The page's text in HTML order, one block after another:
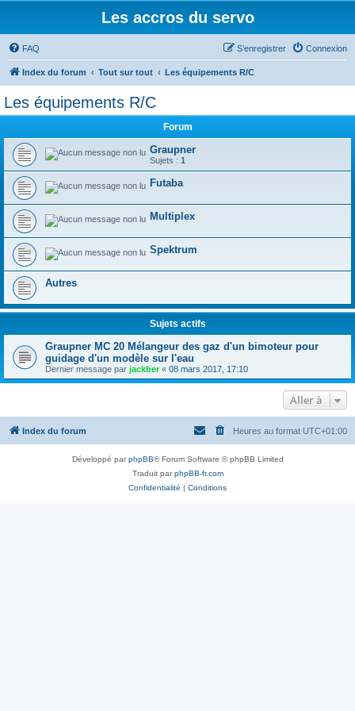
Les accros du servo
FAQ Connexion
S’enregistrer
Index du forum Tout sur tout Les équipements R/C
Les équipements R/C
Forum
Graupner
Sujets : 1
Futaba
Multiplex
Spektrum
Autres
Sujets actifs
Graupner MC 20 Mélangeur des gaz d'un bimoteur pour
guidage d'un modèle sur l'eau
Dernier message par jackber« 08 mars 2017, 17:10
Aller à
Index du forum Heures au format UTC+01:00
Développé parphpBB® Forum Software © phpBB Limited
Traduit parphpBB-fr.com
Confidentialité | Conditions